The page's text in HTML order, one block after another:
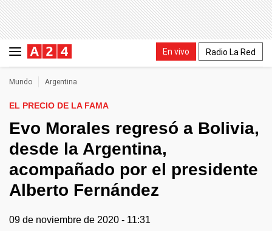
En vivo Radio La Red
Mundo Argentina
EL PRECIO DE LA FAMA
Evo Morales regresó a Bolivia,
desde la Argentina,
acompañado por el presidente
Alberto Fernández
09 de noviembre de 2020 - 11:31